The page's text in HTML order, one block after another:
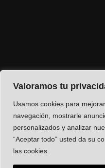
Valoramos tu
Usamos cookies para
navegación, mostrarle
personalizados y analizar
“Aceptar todo” usted da su
las cookies.